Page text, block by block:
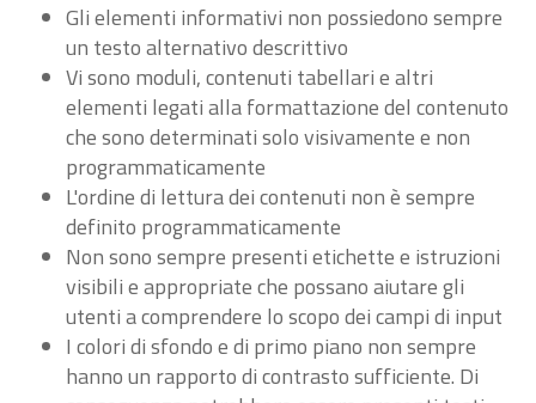
Gli elementi informativi non possiedono sempre
un testo alternativo descrittivo
Vi sono moduli, contenuti tabellari e altri
elementi legati alla formattazione del contenuto
che sono determinati solo visivamente e non
programmaticamente
L'ordine di lettura dei contenuti non è sempre
definito programmaticamente
Non sono sempre presenti etichette e istruzioni
visibili e appropriate che possano aiutare gli
utenti a comprendere lo scopo dei campi di input
I colori di sfondo e di primo piano non sempre
hanno un rapporto di contrasto sufficiente. Di